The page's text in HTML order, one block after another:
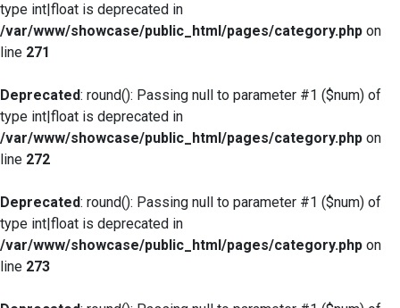
type int|float is deprecated in
/var/www/showcase/public_html/pages/category.php on
line 271
Deprecated: round(): Passing null to parameter #1 ($num) of
type int|float is deprecated in
/var/www/showcase/public_html/pages/category.php on
line 272
Deprecated: round(): Passing null to parameter #1 ($num) of
type int|float is deprecated in
/var/www/showcase/public_html/pages/category.php on
line 273